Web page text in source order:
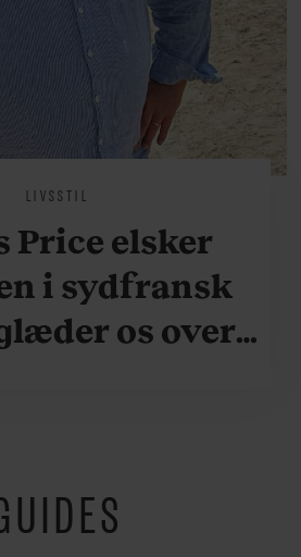
LIVSSTIL
Price elsker
i sydfransk
os over,